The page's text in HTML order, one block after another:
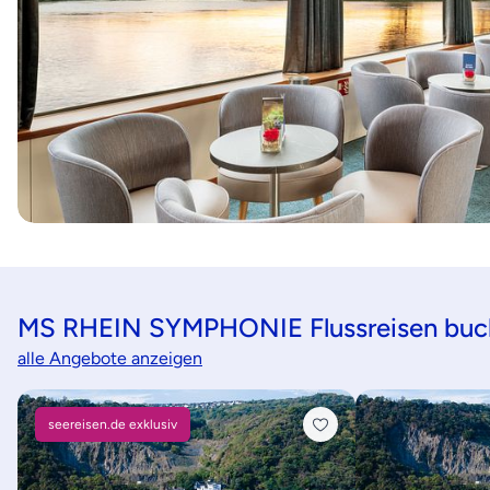
MS RHEIN SYMPHONIE Flussreisen
alle Angebote anzeigen
seereisen.de exklusiv